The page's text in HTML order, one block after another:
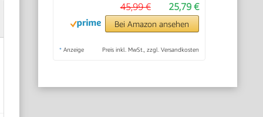
25,79 €
45,99 €
Bei Amazon ansehen
* Anzeige Preis inkl. MwSt., zzgl. Versandkosten